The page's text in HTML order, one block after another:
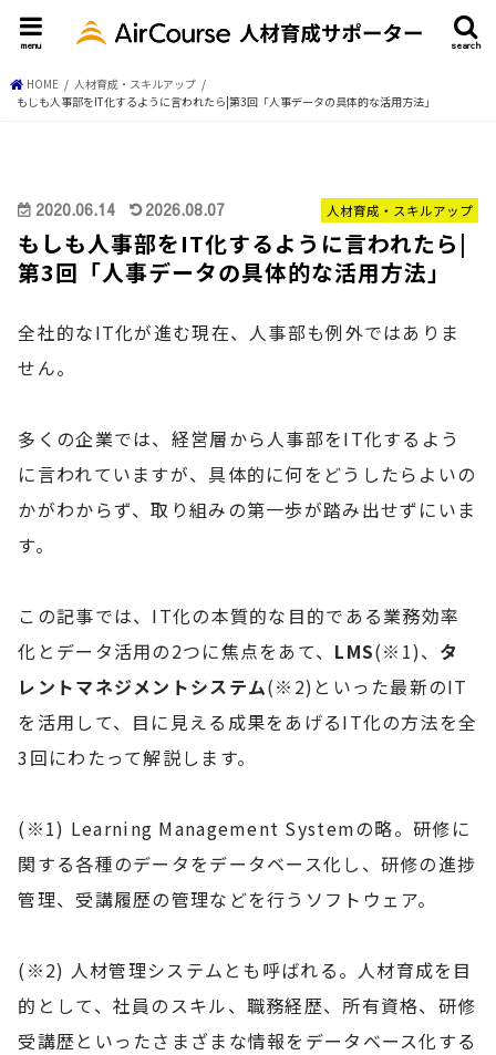
search
menu
HOME
人材育成・スキルアップ
もしも人事部をIT化するように言われたら|第3回「人事データの具体的な活用方法」
人材育成・スキルアップ
2020.06.14 2026.08.07
もしも人事部をIT化するように言われたら|
第3回「人事データの具体的な活用方法」
全社的なIT化が進む現在、人事部も例外ではありま
せん。
多くの企業では、経営層から人事部をIT化するよう
に言われていますが、具体的に何をどうしたらよいの
かがわからず、取り組みの第一歩が踏み出せずにいま
す。
この記事では、IT化の本質的な目的である業務効率
化とデータ活用の2つに焦点をあて、 LMS(※1)、 タ
レントマネジメントシステム(※2)といった最新のIT
を活用して、目に見える成果をあげるIT化の方法を全
3回にわたって解説します。
(※1) Learning Management Systemの略。研修に
関する各種のデータをデータベース化し、研修の進捗
管理、受講履歴の管理などを行うソフトウェア。
(※2) 人材管理システムとも呼ばれる。人材育成を目
的として、社員のスキル、職務経歴、所有資格、研修
受講歴といったさまざまな情報をデータベース化する